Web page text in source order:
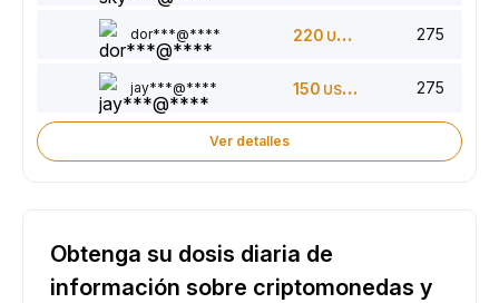
dor***@**** 220 USDT 275
jay***@**** 150 USDT 275
Ver detalles
Obtenga su dosis diaria de
información sobre criptomonedas y